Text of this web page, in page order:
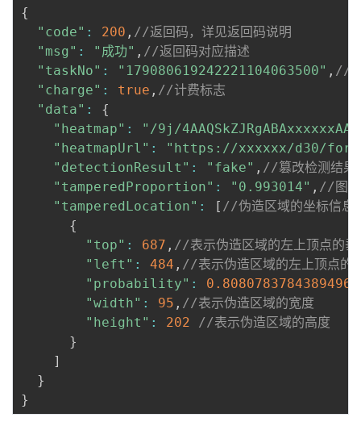
{
"code" : 200 , //返回码，详见返回码说明
"msg" : "成功" , //返回码对应描述
"taskNo" : "179080619242221104063500" , //
"charge" : true , //计费标志
"data" :
{
"heatmap" :
"/9j/
"heatmapUrl" :
"https://xxxxxx/d30/
"detectionResult" : "fake" , //篡改检测结
"tamperedProportion" : "0.993014" , //图片
"tamperedLocation" : [ //伪造区域的坐标
{
"top" : 687 , //表示伪造区域的左上顶点的垂
"left" : 484 , //表示伪造区域的左上顶点的
"probability" : 0.8080783784389496
"width" : 95 , //表示伪造区域的宽度
"height" : 202
//表示伪造区域的高度
}
]
}
}